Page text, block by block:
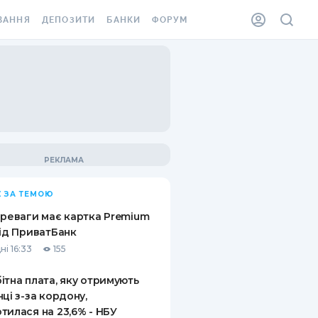
ВІНЬЄТКА
ВІД
ВИПАДКІВ
ДЕПОЗИТИ
ПИТАННЯ ТА ВІДПОВІДІ
ПУТІВНИКИ ПО
БАНКИ ФОРУМ
ЗА ТЕМОЮ
має картка Premium
ПриватБанк
16:33 155
плата, яку отримують
з-за кордону,
на 23,6% - НБУ